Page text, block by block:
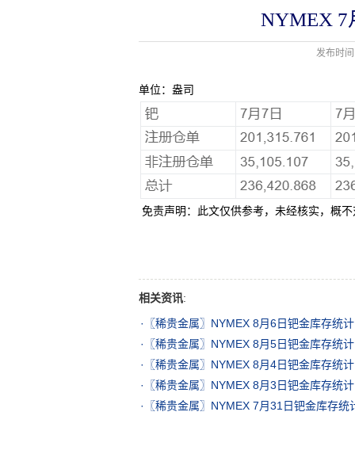
NYMEX 7
发布时
单位：盎司
免责声明：此文仅供参考，未经核实，概
相关资讯:
·
〖稀贵金属〗NYMEX 8月6日钯金库存统计
·
〖稀贵金属〗NYMEX 8月5日钯金库存统计
·
〖稀贵金属〗NYMEX 8月4日钯金库存统计
·
〖稀贵金属〗NYMEX 8月3日钯金库存统计
·
〖稀贵金属〗NYMEX 7月31日钯金库存统